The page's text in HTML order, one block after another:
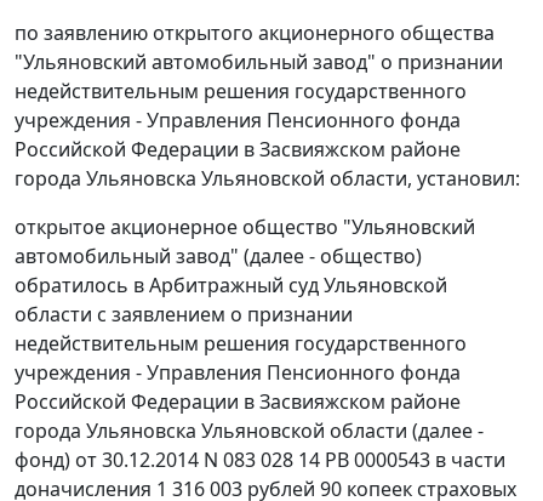
по заявлению открытого акционерного общества
"Ульяновский автомобильный завод" о признании
недействительным решения государственного
учреждения - Управления Пенсионного фонда
Российской Федерации в Засвияжском районе
города Ульяновска Ульяновской области, установил:
открытое акционерное общество "Ульяновский
автомобильный завод" (далее - общество)
обратилось в Арбитражный суд Ульяновской
области с заявлением о признании
недействительным решения государственного
учреждения - Управления Пенсионного фонда
Российской Федерации в Засвияжском районе
города Ульяновска Ульяновской области (далее -
фонд) от 30.12.2014 N 083 028 14 РВ 0000543 в части
доначисления 1 316 003 рублей 90 копеек страховых